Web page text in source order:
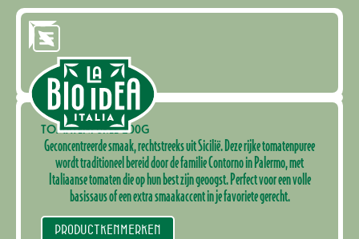
TOMATENPUREE 200G
Geconcentreerde smaak, rechtstreeks uit Sicilië. Deze rijke tomatenpuree
wordt traditioneel bereid door de familie Contorno in Palermo, met
Italiaanse tomaten die op hun best zijn geoogst. Perfect voor een volle
basissaus of een extra smaakaccent in je favoriete gerecht.
PRODUCTKENMERKEN